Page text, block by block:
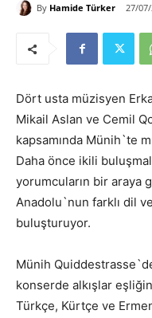
By Hamide Türker 27/
Dört usta müzisyen
Mikail Aslan ve Cemil
kapsamında Münih`te
Daha önce ikili
yorumcuların bir araya
Anadolu`nun farklı dil
buluşturuyor.
Münih
konserde alkışlar
Türkçe, Kürtçe ve